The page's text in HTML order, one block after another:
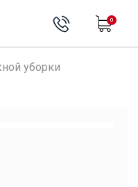
0
уборки